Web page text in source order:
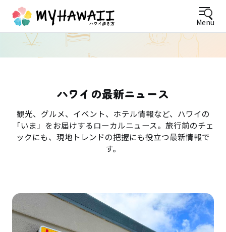
Menu
ハワイの最新ニュース
観光、グルメ、イベント、ホテル情報など、ハワイの
「いま」をお届けするローカルニュース。旅行前のチェ
ックにも、現地トレンドの把握にも役立つ最新情報で
す。